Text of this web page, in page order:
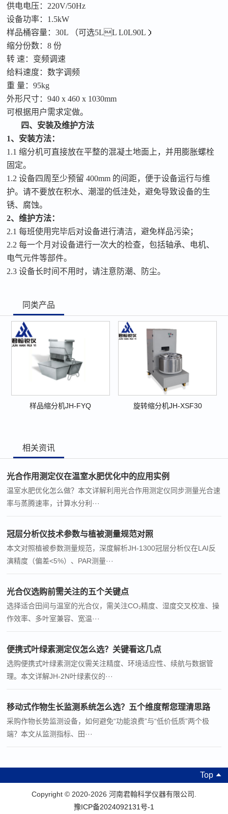
供电电压： 220V/50Hz
设备功率： 1.5kW
样品桶容量：30L （可选5LL L0L90L）
缩分份数：8 份
转 速：变频调速
给料速度：数字调频
重 量：95kg
外形尺寸：940 x 460 x 1030mm
可根据用户需求定做。
四、 安装及维护方法
1、安装方法：
1.1 缩分机可直接放在平整的混凝土地面上，并用膨胀螺栓
固定。
1.2 设备四周至少预留 400mm 的间距，便于设备运行与维
护。请不要放在积水、潮湿的低洼处，避免导致设备的生
锈、腐蚀。
2、维护方法：
2.1 每班使用完毕后对设备进行清洁，避免样品污染；
2.2 每一个月对设备进行一次大的检查，包括轴承、电机、
电气元件等部件。
2.3 设备长时间不用时，请注意防潮、防尘。
同类产品
样品缩分机JH-FYQ 旋转缩分机JH-XSF30
相关资讯
光合作用测定仪在温室水肥优化中的应用实例
温室水肥优化怎么做？本文详解利用光合作用测定仪同步测量光合速
率与蒸腾速率，计算水分利···
冠层分析仪技术参数与植被测量规范对照
本文对照植被参数测量规范，深度解析JH-1300冠层分析仪在LAI反
演精度（偏差<5%）、PAR测量···
光合仪选购前需关注的五个关键点
选择适合田间与温室的光合仪，需关注CO₂精度、湿度交叉校准、操
作效率、多叶室兼容、宽温···
便携式叶绿素测定仪怎么选？关键看这几点
选购便携式叶绿素测定仪需关注精度、环境适应性、续航与数据管
理。本文详解JH-2N叶绿素仪的···
移动式作物生长监测系统怎么选？五个维度帮您理清思路
采购作物长势监测设备，如何避免“功能浪费”与“低价低质”两个极
端？本文从监测指标、田···
Top
Copyright © 2020-2026 河南君翰科学仪器有限公司.
豫ICP备2024092131号-1